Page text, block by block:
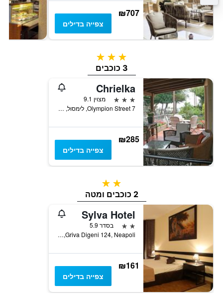
₪707
צפייה בדילים
3 כוכבים
3 כוכבים
Chrielka
3 כוכבים
מצוין 9.1
7 Olympion Street, לימסול, קפריסין
₪285
צפייה בדילים
2 כוכבים
2 כוכבים ומטה
Sylva Hotel
2 כוכבים
בסדר 5.9
Griva Digeni 124, Neapoli, לימסול, קפריסין
₪161
צפייה בדילים